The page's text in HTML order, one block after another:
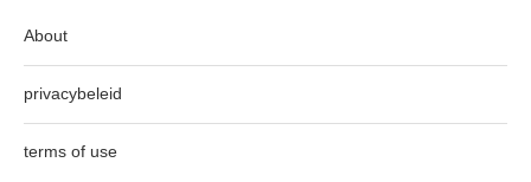
About
privacybeleid
terms of use